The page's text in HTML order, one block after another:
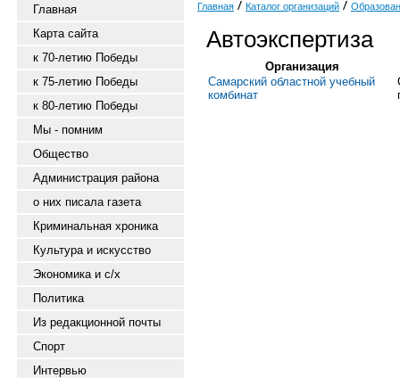
Главная
Карта сайта
к 70-летию Победы
к 75-летию Победы
к 80-летию Победы
Мы - помним
Общество
Администрация района
о них писала газета
Криминальная хроника
Культура и искусство
Экономика и с/х
Политика
Из редакционной почты
Спорт
Интервью
Главная Каталог организаций
Автоэкспертиза
Организация
Самарский областной учебный
комбинат